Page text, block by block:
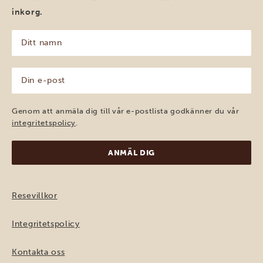
inkorg.
namn
(Obligatoriskt)
post
(Obligatoriskt)
Genom att anmäla dig till vår e-postlista godkänner du vår
integritetspolicy
Resevillkor
Integritetspolicy
Kontakta oss